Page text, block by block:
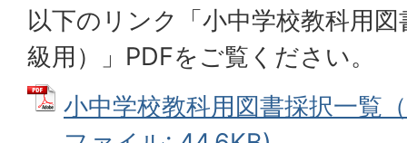
以下のリンク「小中学校教科用
級用）」PDFをご覧ください。
小中学校教科用図書採択一覧